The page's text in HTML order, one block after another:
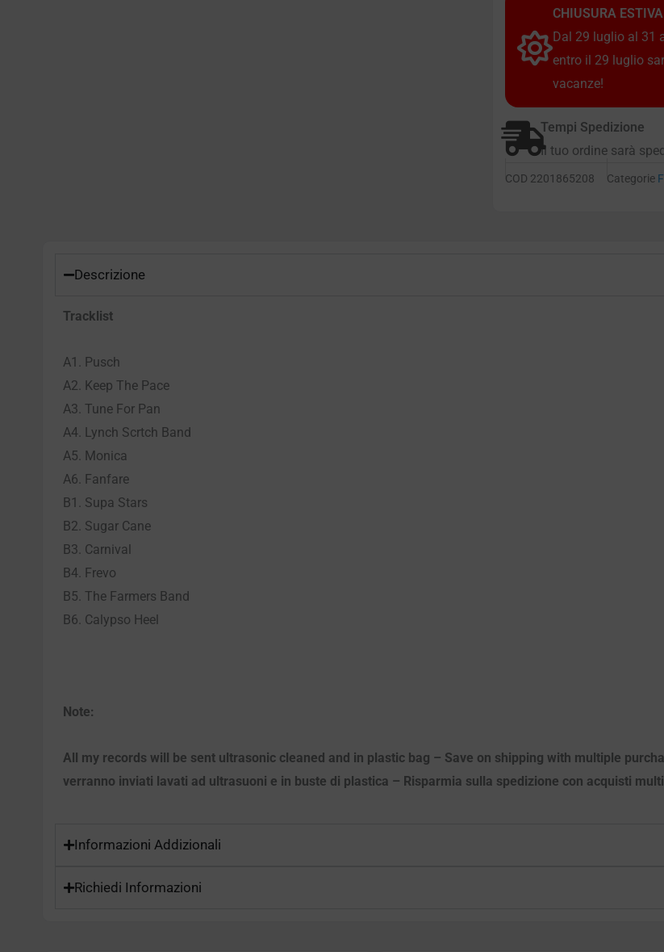
CHIUSURA ESTIVA
Dal 29 luglio al 31
entro il 29 luglio
vacanze!
Tempi Spedizione
Il tuo ordine sarà
COD 2201865208 Categorie
Descrizione
Tracklist
A1. Pusch
A2. Keep The Pace
A3. Tune For Pan
A4. Lynch Scrtch Band
A5. Monica
A6. Fanfare
B1. Supa Stars
B2. Sugar Cane
B3. Carnival
B4. Frevo
B5. The Farmers Band
B6. Calypso Heel
Note:
All my records will be sent ultrasonic cleaned and in plastic bag – Save on shipping with multiple
verranno inviati lavati ad ultrasuoni e in buste di plastica – Risparmia sulla spedizione con acquisti
Informazioni Addizionali
Richiedi Informazioni